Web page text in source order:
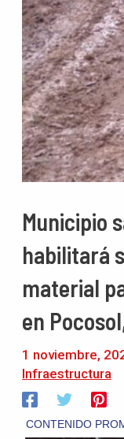
Municipio
habilitará
material
en
1 noviembre,
Infraestructura